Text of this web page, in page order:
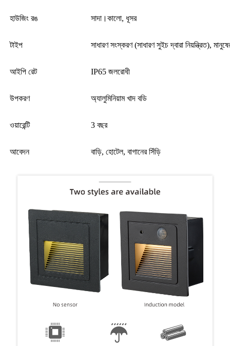
হাউজিং রঙ সাদা।কালো, ধূসর
টাইপ সাধারণ সংস্করণ (সাধারণ সুইচ দ্বারা নিয়ন্ত্রিত),
আইপি রেট IP65 জলরোধী
উপকরণ অ্যালুমিনিয়াম খাদ বডি
ওয়ারেন্টি 3 বছর
আবেদন বাড়ি, হোটেল, বাগানের সিঁড়ি